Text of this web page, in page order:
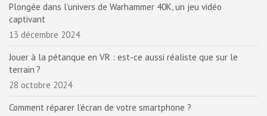
Plongée dans l’univers de Warhammer 40K, un jeu vidéo
captivant
13 décembre 2024
Jouer à la pétanque en VR : est-ce aussi réaliste que sur le
terrain ?
28 octobre 2024
Comment réparer l’écran de votre smartphone ?